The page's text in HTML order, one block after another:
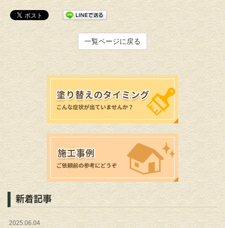
一覧ページに戻る
新着記事
2025.06.04